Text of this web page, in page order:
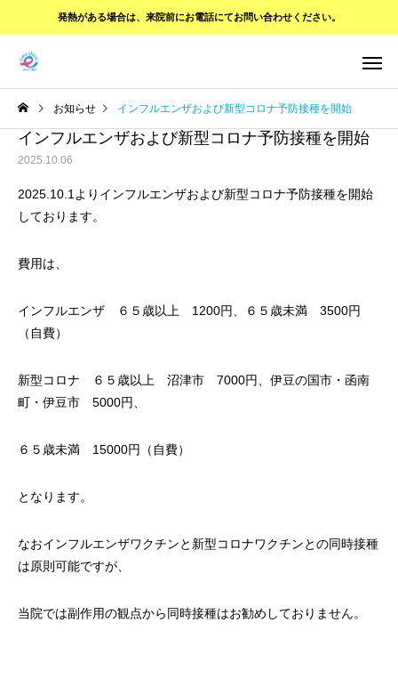
発熱がある場合は、 来院前にお電話にてお問い合わせください。
お知らせ インフルエンザおよび新型コロナ予防接種を開始
インフルエンザおよび新型コロナ予防接種を開始
2025.10.06
2025.10.1よりインフルエンザおよび新型コロナ予防接種を開始
しております。
費用は、
インフルエンザ ６５歳以上 1200円、６５歳未満 3500円
（自費）
新型コロナ ６５歳以上 沼津市 7000円、伊豆の国市・函南
町・伊豆市 5000円、
６５歳未満 15000円（自費）
となります。
なおインフルエンザワクチンと新型コロナワクチンとの同時接種
は原則可能ですが、
当院では副作用の観点から同時接種はお勧めしておりません。